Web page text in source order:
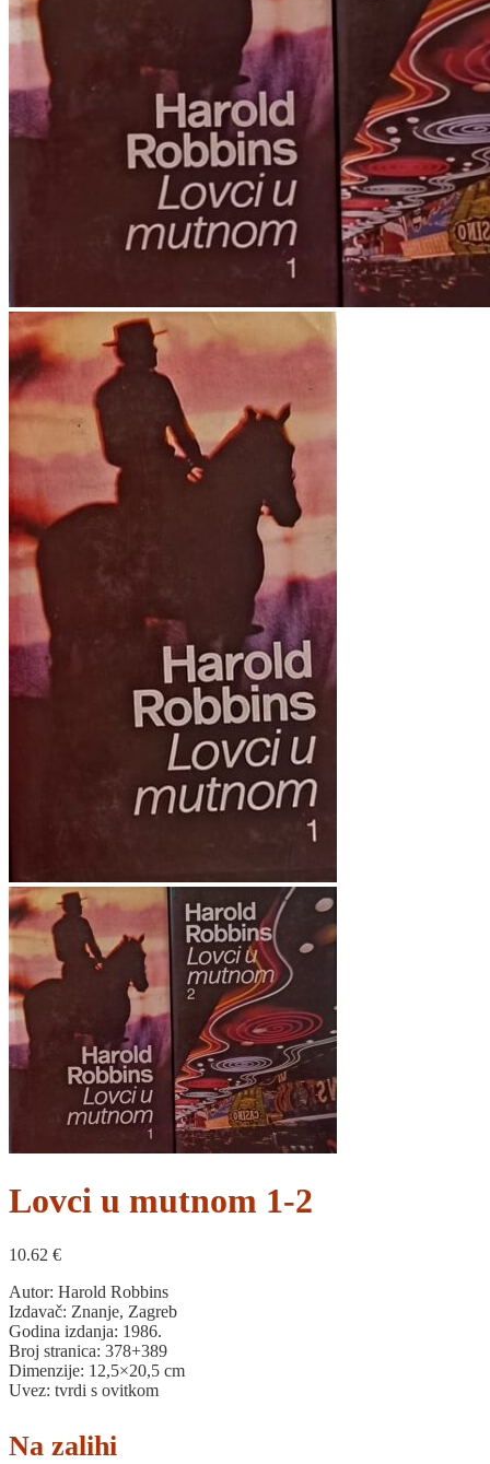
Nema proizvoda u košarici
Povratak u trgovinu
Lovci u mutnom 1-2
10.62 €
Autor: Harold Robbins
Izdavač: Znanje, Zagreb
Godina izdanja: 1986.
Broj stranica: 378+389
Dimenzije: 12,5×20,5 cm
Uvez: tvrdi s ovitkom
Na zalihi